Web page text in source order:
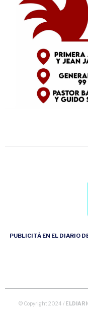
PUBLICITÁ EN EL DIARIO
© Copyright 2024 /